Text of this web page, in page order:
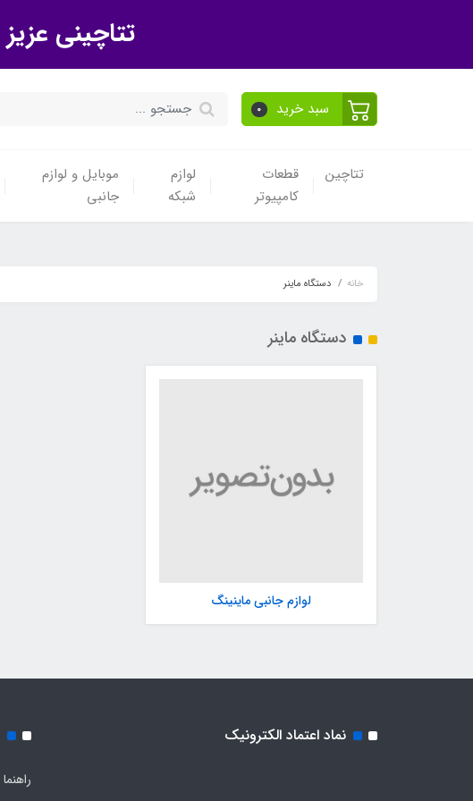
تتاچینی عزیز
سبد خرید 0
تتاچین
قطعات
کامپیوتر
لوازم
شبکه
موبایل و لوازم
جانبی
خانه دستگاه ماینر
دستگاه ماینر
لوازم جانبی ماینینگ
نماد اعتماد الکترونیک
راهنما